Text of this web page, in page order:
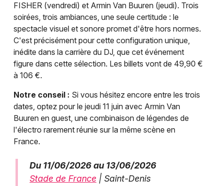
FISHER (vendredi) et Armin Van Buuren (jeudi). Trois
soirées, trois ambiances, une seule certitude : le
spectacle visuel et sonore promet d'être hors normes.
C'est précisément pour cette configuration unique,
inédite dans la carrière du DJ, que cet événement
figure dans cette sélection. Les billets vont de 49,90 €
à 106 €.
Notre conseil : Si vous hésitez encore entre les trois
dates, optez pour le jeudi 11 juin avec Armin Van
Buuren en guest, une combinaison de légendes de
l'électro rarement réunie sur la même scène en
France.
Du 11/06/2026 au 13/06/2026
Stade de France | Saint-Denis